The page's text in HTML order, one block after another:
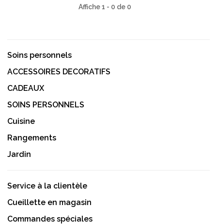
Affiche 1 - 0 de 0
Soins personnels
ACCESSOIRES DECORATIFS
CADEAUX
SOINS PERSONNELS
Cuisine
Rangements
Jardin
Service à la clientèle
Cueillette en magasin
Commandes spéciales